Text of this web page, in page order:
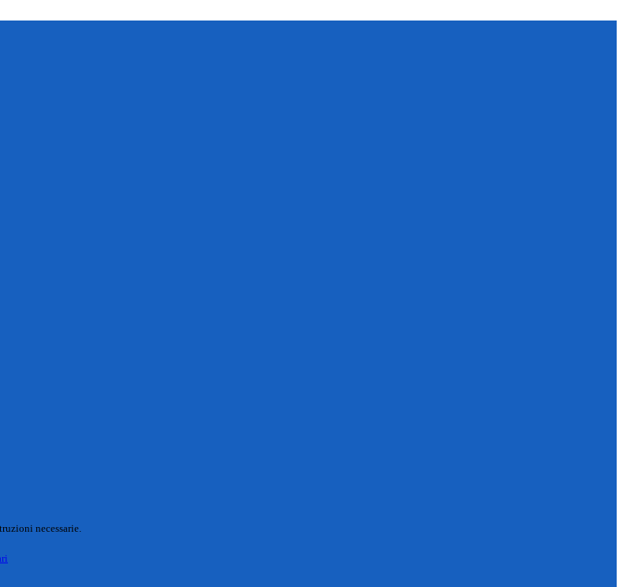
necessarie.